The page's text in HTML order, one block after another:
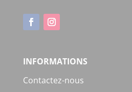
INFORMATIONS
Contactez-nous